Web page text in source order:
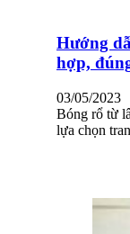
Hướng
hợp,
03/05/2023
Bóng rổ từ
lựa chọn